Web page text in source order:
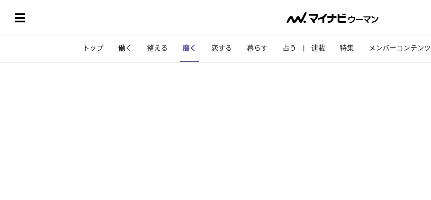
トップ 働く 整える 磨く 恋する 暮らす 占う 連載 特集 メンバーコンテンツ